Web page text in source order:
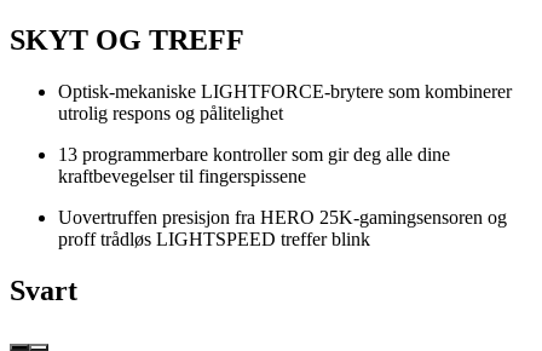
SKYT OG TREFF
Optisk-mekaniske LIGHTFORCE-brytere som kombinerer
utrolig respons og pålitelighet
13 programmerbare kontroller som gir deg alle dine
kraftbevegelser til fingerspissene
Uovertruffen presisjon fra HERO 25K-gamingsensoren og
proff trådløs LIGHTSPEED treffer blink
Svart